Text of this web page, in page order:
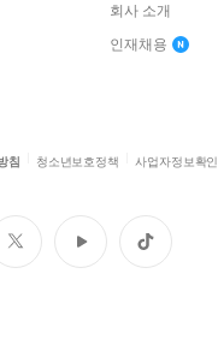
회사 소개
인재채용
침 청소년보호정책 사업자정보확인
트
위
유
튜
틱
톡